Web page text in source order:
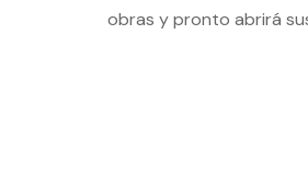
obras y pronto abrirá